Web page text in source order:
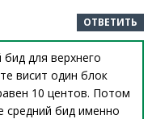
ОТВЕТИТЬ
для верхнего
висит один блок
10 центов. Потом
средний бид именно